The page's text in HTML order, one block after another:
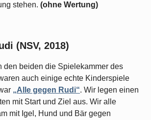
stehen. (ohne Wertung)
(NSV, 2018)
den beiden die Spielekammer des
auch einige echte Kinderspiele
„Alle gegen Rudi“. Wir legen einen
mit Start und Ziel aus. Wir alle
mit Igel, Hund und Bär gegen